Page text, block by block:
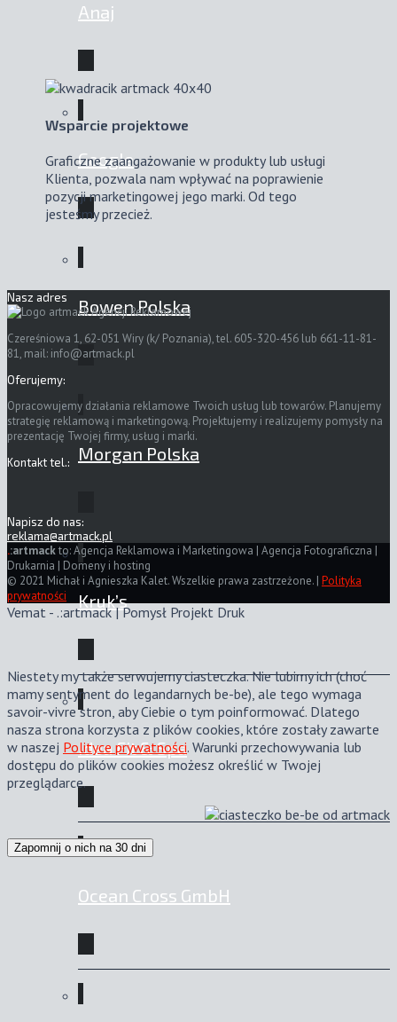
Anaj
Google
Bowen Polska
Morgan Polska
Kruk’s
Idea Fit & Spa
Ocean Cross GmbH
Wsparcie projektowe
Graficzne zaangażowanie w produkty lub usługi
Klienta, pozwala nam wpływać na poprawienie
pozycji marketingowej jego marki. Od tego
jesteśmy przecież.
Nasz adres
Czereśniowa 1, 62-051 Wiry (k/ Poznania), tel. 605-320-456 lub 661-11-81-
81, mail: info@artmack.pl
Oferujemy:
Opracowujemy działania reklamowe Twoich usług lub towarów. Planujemy
strategię reklamową i marketingową. Projektujemy i realizujemy pomysły na
prezentację Twojej firmy, usług i marki.
Kontakt tel.:
Napisz do nas:
reklama@artmack.pl
.:artmackto: Agencja Reklamowa i Marketingowa | Agencja Fotograficzna |
Drukarnia | Domeny i hosting
© 2021 Michał i Agnieszka Kalet. Wszelkie prawa zastrzeżone. | Polityka
prywatności
Vemat - .:artmack | Pomysł Projekt Druk
Niestety my także serwujemy ciasteczka. Nie lubimy ich (choć
mamy sentyment do legandarnych be-be), ale tego wymaga
savoir-vivre stron, aby Ciebie o tym poinformować. Dlatego
nasza strona korzysta z plików cookies, które zostały zawarte
w naszej Polityce prywatności. Warunki przechowywania lub
dostępu do plików cookies możesz określić w Twojej
przeglądarce.
Zapomnij o nich na 30 dni